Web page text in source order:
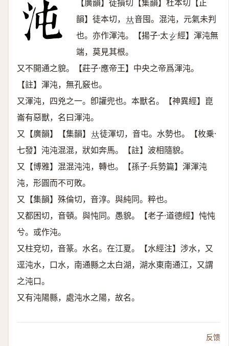
【廣韻】徒損切【集韻】杜本切【正
韻】徒本切， 𠀤音囤。混沌，元氣未判
也。亦作渾沌。【揚子·太𤣥 經】渾沌無
端，莫見其根。
又不開通之貌。【莊子·應帝王】中央之帝爲渾沌。
【註】渾沌，無孔竅也。
又渾沌，四兇之一。卽讙兜也。本獸名。【神異經】崑
崙有惡獸，名曰渾沌。
又【廣韻】【集韻】 𠀤徒渾切，音屯。水勢也。【枚乗·
七發】沌沌混混，狀如奔馬。【註】波相隨貌。
又【博雅】混混沌沌，轉也。【孫子·兵勢篇】渾渾沌
沌，形圓而不可敗。
又【集韻】殊倫切，音淳。與純同。粹也。
又都困切，音頓。與忳同。愚貌。【老子·道德經】忳忳
兮。或作沌。
又柱兗切，音篆。水名。在江夏。【水經注】涉水，又
逕沌水，口水，南通縣之太白湖，湖水東南通江，又謂
之沌口。
又有沌陽縣，處沌水之陽，故名。
反馈